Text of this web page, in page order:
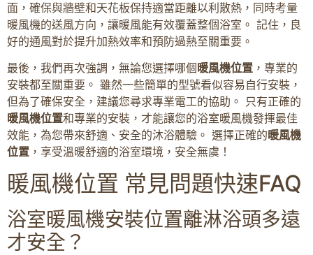
面，確保與牆壁和天花板保持適當距離以利散熱，同時考量
暖風機的送風方向，讓暖風能有效覆蓋整個浴室。 記住，良
好的通風對於提升加熱效率和預防過熱至關重要。
最後，我們再次強調，無論您選擇哪個暖風機位置 ，專業的
安裝都至關重要。 雖然一些簡單的型號看似容易自行安裝，
但為了確保安全，建議您尋求專業電工的協助。 只有正確的
暖風機位置和專業的安裝，才能讓您的浴室暖風機發揮最佳
效能，為您帶來舒適、安全的沐浴體驗。 選擇正確的暖風機
位置 ，享受溫暖舒適的浴室環境，安全無虞！
暖風機位置 常見問題快速FAQ
浴室暖風機安裝位置離淋浴頭多遠
才安全？